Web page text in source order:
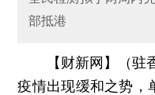
部抵港
【财新网】（
疫情出现缓和之势，